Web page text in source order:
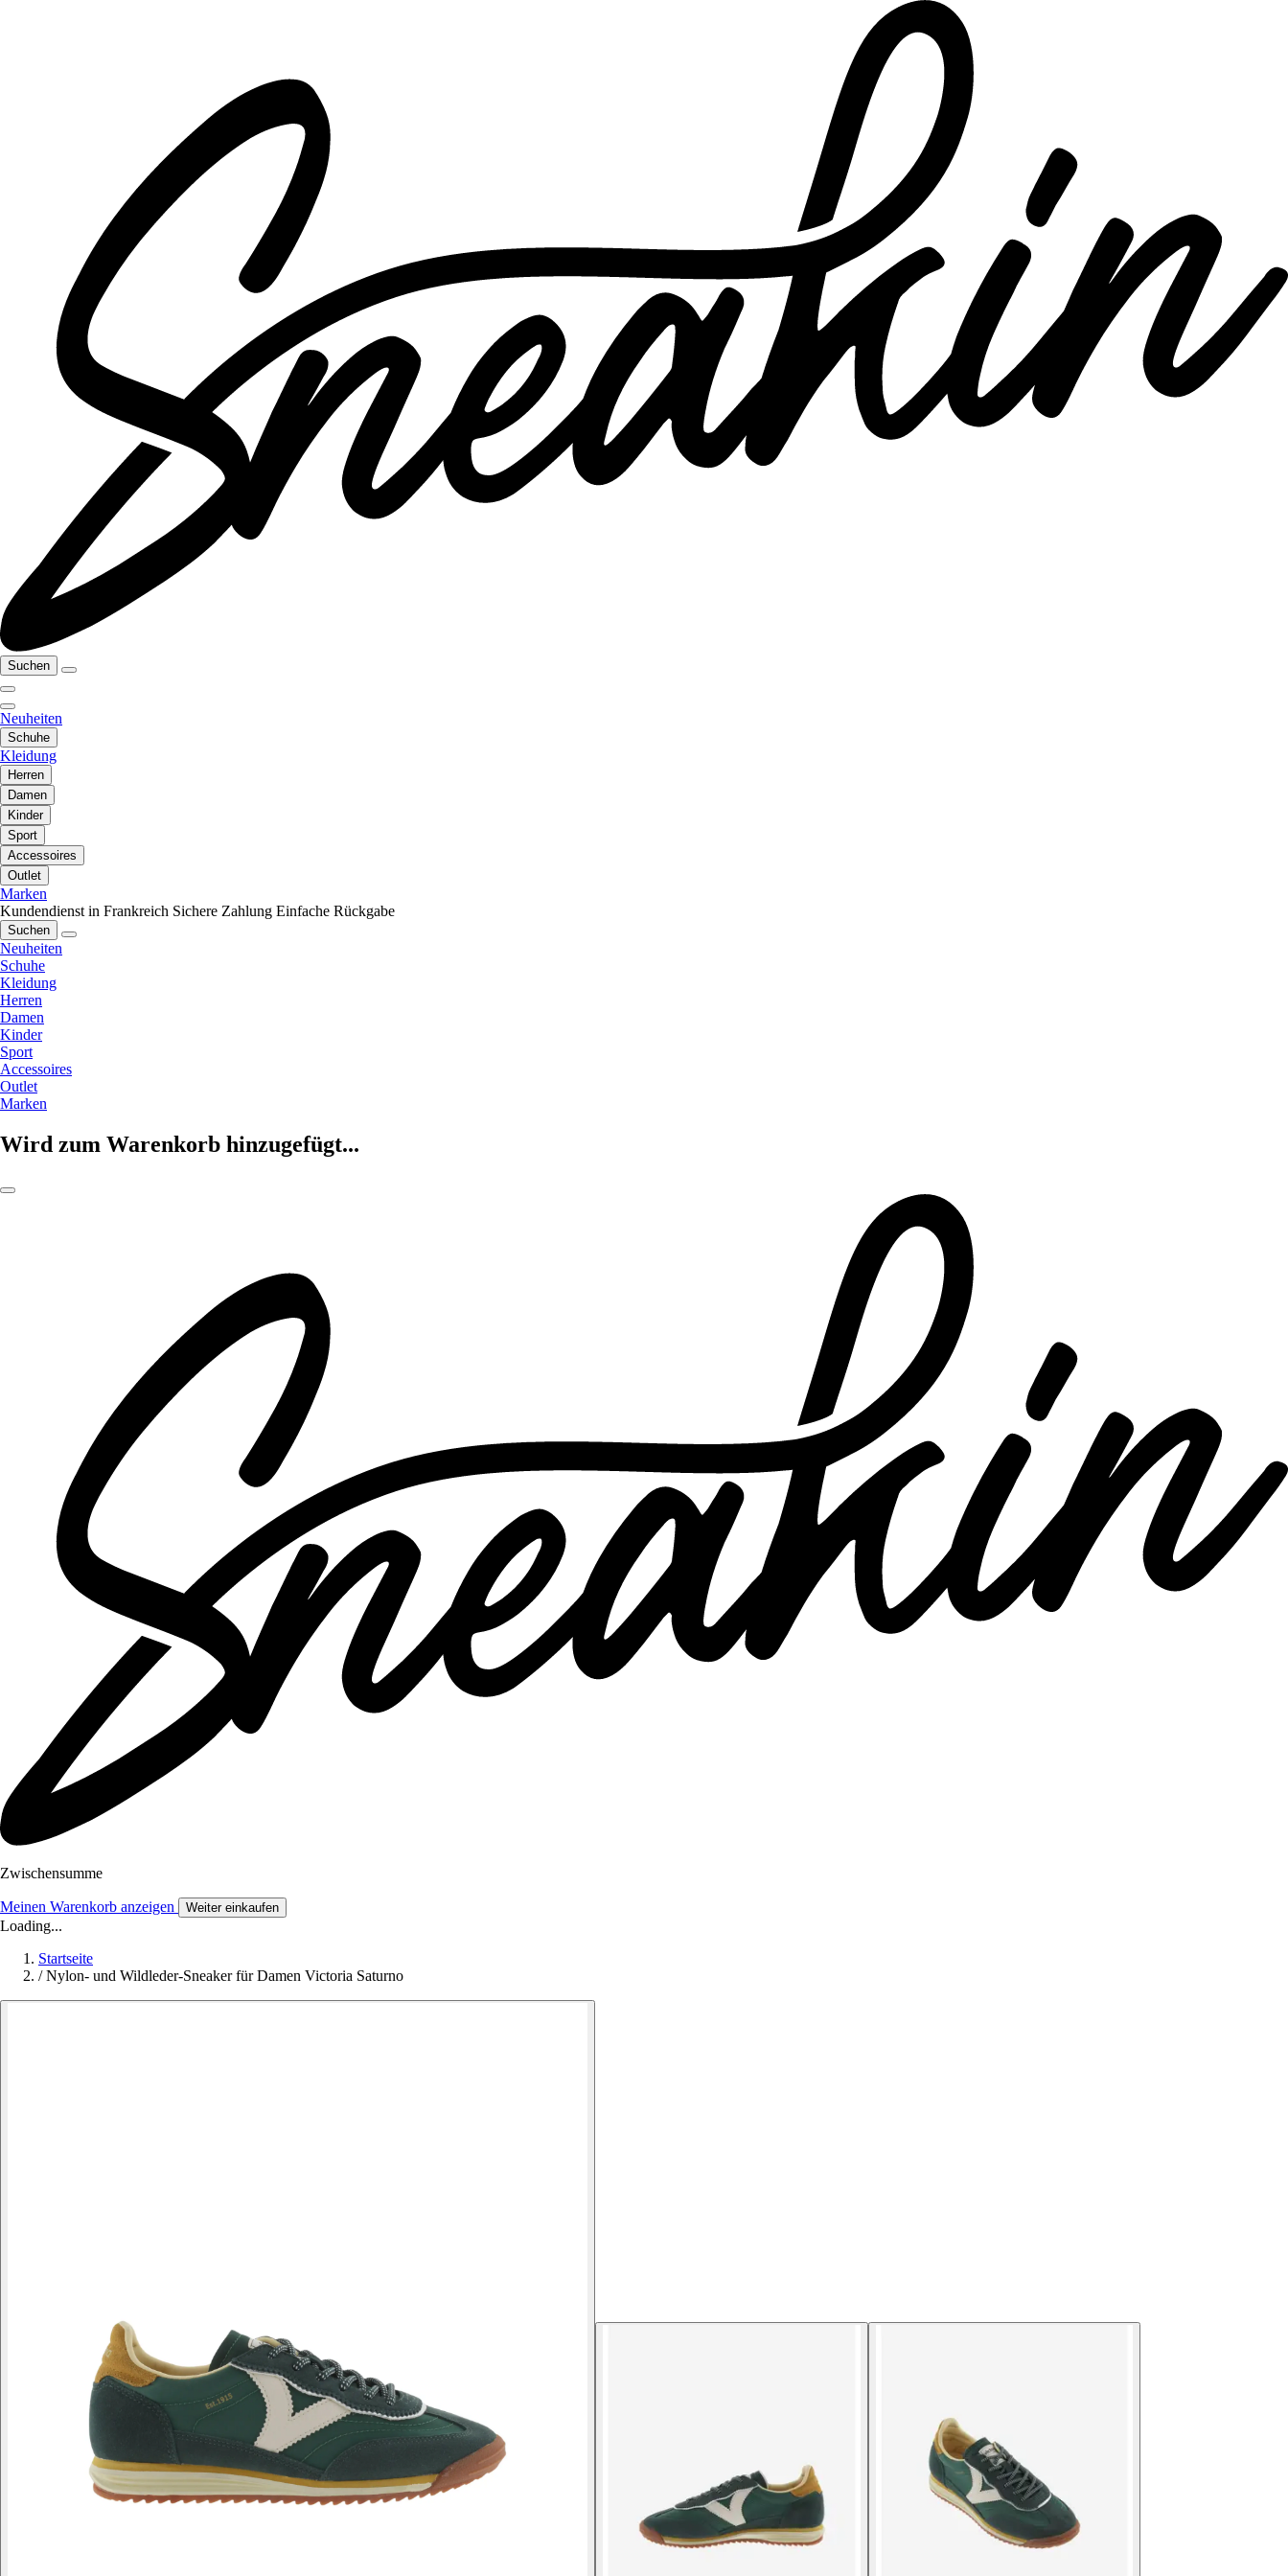
Suchen
Neuheiten
Schuhe
Kleidung
Herren
Damen
Kinder
Sport
Accessoires
Outlet
Marken
Kundendienst in Frankreich Sichere Zahlung Einfache Rückgabe
Suchen
Neuheiten
Schuhe
Kleidung
Herren
Damen
Kinder
Sport
Accessoires
Outlet
Marken
Wird zum Warenkorb hinzugefügt...
Zwischensumme
Meinen Warenkorb anzeigen Weiter einkaufen
Loading...
Startseite
/ Nylon- und Wildleder-Sneaker für Damen Victoria Saturno